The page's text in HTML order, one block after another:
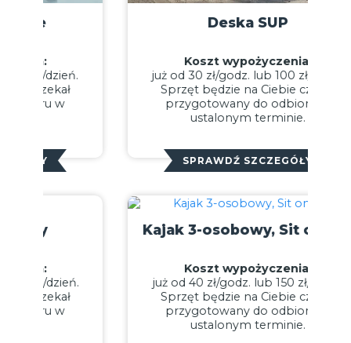
Deska SUP
Koszt wypożyczenia:
już od 30 zł/godz. lub 100 zł/dzień.
Sprzęt będzie na Ciebie czekał
przygotowany do odbioru w
ustalonym terminie.
SPRAWDŹ SZCZEGÓŁY
Kajak 3-osobowy, Sit on top
Koszt wypożyczenia:
już od 40 zł/godz. lub 150 zł/dzień.
Sprzęt będzie na Ciebie czekał
przygotowany do odbioru w
ustalonym terminie.